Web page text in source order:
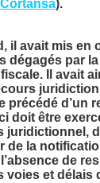
Cortansa).
il avait mis en
dégagés par
Il avait
précédé d’un
doit être
juridictionnel,
de la
de
voies et délais